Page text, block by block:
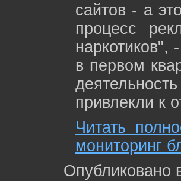
сайтов - а
процесс
в первом
привлекли к
Читать
мониторинг
Опубликовано